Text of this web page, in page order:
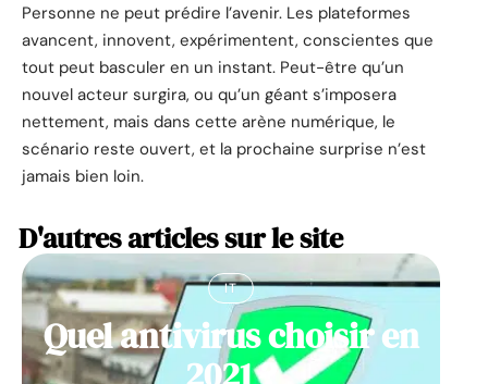
Personne ne peut prédire l’avenir. Les plateformes
avancent, innovent, expérimentent, conscientes que
tout peut basculer en un instant. Peut-être qu’un
nouvel acteur surgira, ou qu’un géant s’imposera
nettement, mais dans cette arène numérique, le
scénario reste ouvert, et la prochaine surprise n’est
jamais bien loin.
D'autres articles sur le site
IT
Quel antivirus choisir en